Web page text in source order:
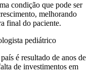
condição que pode ser
melhorando
final do paciente.
pediátrico
é resultado de anos de
de investimentos em